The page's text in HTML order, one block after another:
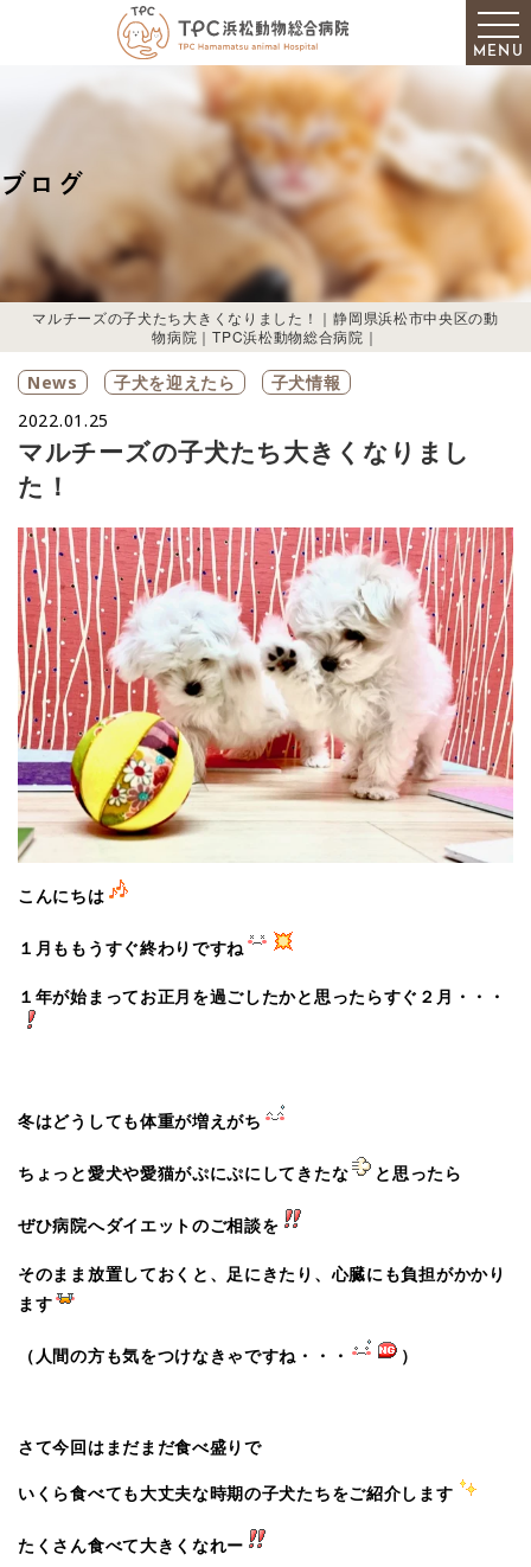
ブログ
マルチーズの子犬たち大きくなりました！｜静岡県浜松市中央区の動
物病院｜TPC浜松動物総合病院｜
MENU
News 子犬を迎えたら
子犬情報
2022.01.25
マルチーズの子犬たち大きくなりまし
た！
こんにちは
１月ももうすぐ終わりですね
１年が始まってお正月を過ごしたかと思ったらすぐ２月・・・
冬はどうしても体重が増えがち
ちょっと愛犬や愛猫がぷにぷにしてきたな と思ったら
ぜひ病院へダイエットのご相談を
そのまま放置しておくと、足にきたり、心臓にも負担がかかり
ます
（人間の方も気をつけなきゃですね・・・ ）
さて今回はまだまだ食べ盛りで
いくら食べても大丈夫な時期の子犬たちをご紹介します
たくさん食べて大きくなれー